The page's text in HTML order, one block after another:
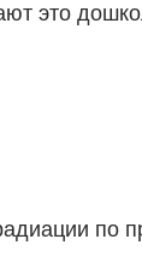
это
по